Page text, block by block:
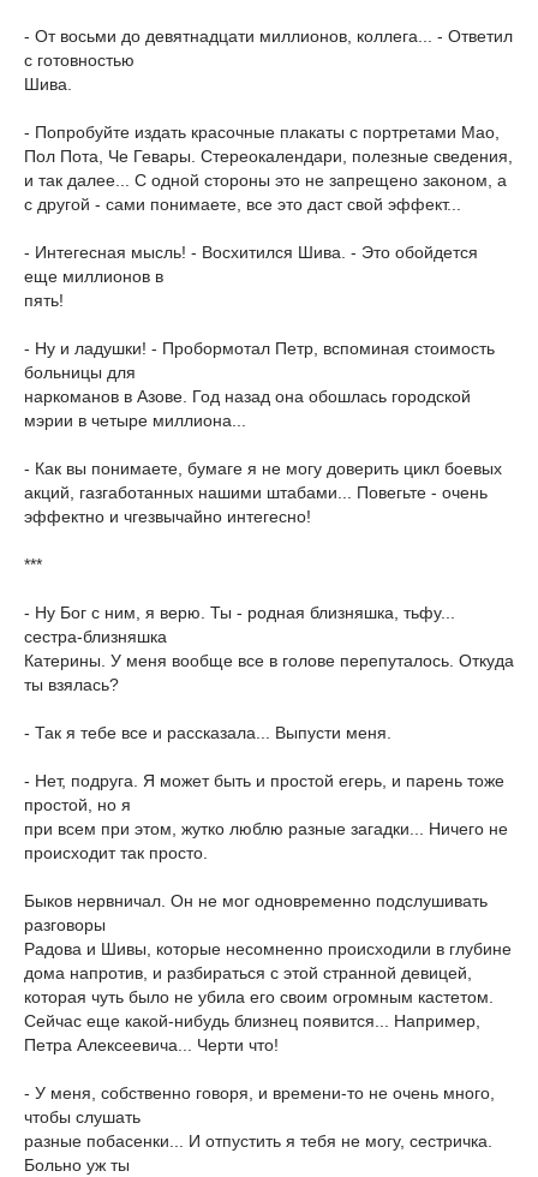
- От восьми до девятнадцати миллионов, коллега... - Ответил
с готовностью
Шива.
- Попробуйте издать красочные плакаты с портретами Мао,
Пол Пота, Че Гевары. Стереокалендари, полезные сведения,
и так далее... С одной стороны это не запрещено законом, а
с другой - сами понимаете, все это даст свой эффект...
- Интегесная мысль! - Восхитился Шива. - Это обойдется
еще миллионов в
пять!
- Ну и ладушки! - Пробормотал Петр, вспоминая стоимость
больницы для
наркоманов в Азове. Год назад она обошлась городской
мэрии в четыре миллиона...
- Как вы понимаете, бумаге я не могу доверить цикл боевых
акций, газгаботанных нашими штабами... Повегьте - очень
эффектно и чгезвычайно интегесно!
***
- Ну Бог с ним, я верю. Ты - родная близняшка, тьфу...
сестра-близняшка
Катерины. У меня вообще все в голове перепуталось. Откуда
ты взялась?
- Так я тебе все и рассказала... Выпусти меня.
- Нет, подруга. Я может быть и простой егерь, и парень тоже
простой, но я
при всем при этом, жутко люблю разные загадки... Ничего не
происходит так просто.
Быков нервничал. Он не мог одновременно подслушивать
разговоры
Радова и Шивы, которые несомненно происходили в глубине
дома напротив, и разбираться с этой странной девицей,
которая чуть было не убила его своим огромным кастетом.
Сейчас еще какой-нибудь близнец появится... Например,
Петра Алексеевича... Черти что!
- У меня, собственно говоря, и времени-то не очень много,
чтобы слушать
разные побасенки... И отпустить я тебя не могу, сестричка.
Больно уж ты